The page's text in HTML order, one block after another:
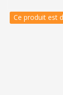
Ce produit est